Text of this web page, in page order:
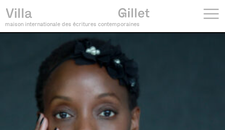
maison internationale des écritures contemporaines